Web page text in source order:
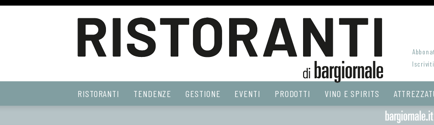
Web
RISTORANTI TENDENZE GESTIONE EVENTI PRODOTTI VINO E SPIRITS